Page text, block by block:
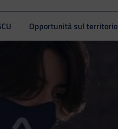
Opportunità sul territorio